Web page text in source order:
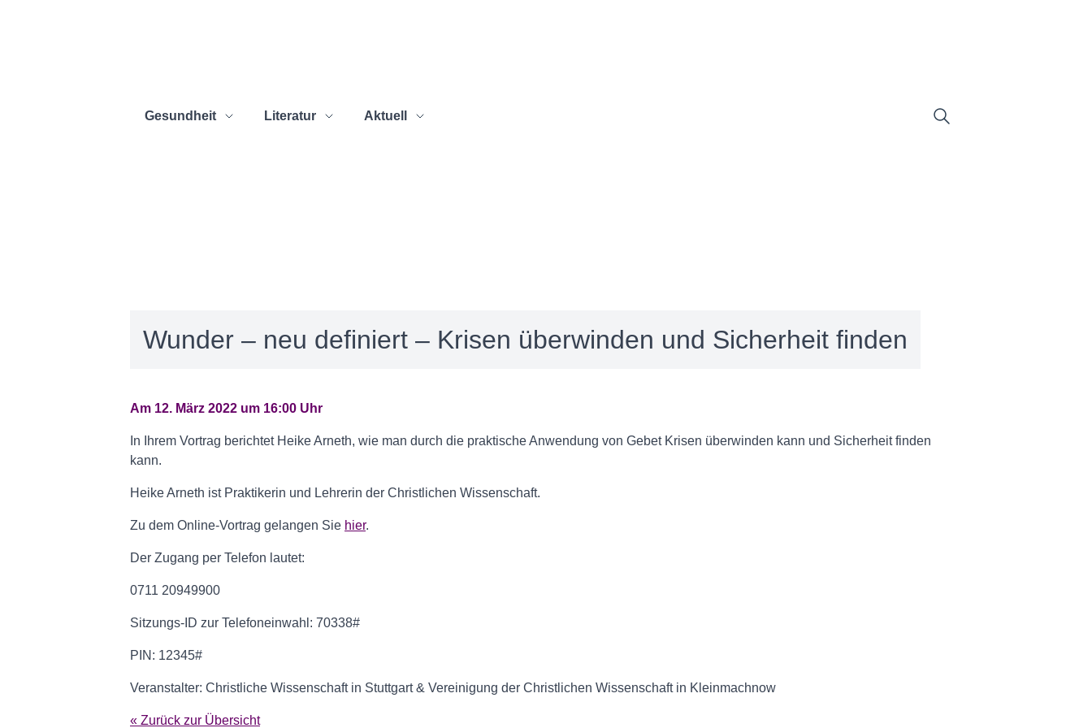
Gesundheit Literatur Aktuell
Wunder – neu definiert – Krisen überwinden und Sicherheit finden
Am 12. März 2022 um 16:00 Uhr
In Ihrem Vortrag berichtet Heike Arneth, wie man durch die praktische Anwendung von Gebet Krisen überwinden kann und Sicherheit finden
kann.
Heike Arneth ist Praktikerin und Lehrerin der Christlichen Wissenschaft.
Zu dem Online-Vortrag gelangen Sie hier.
Der Zugang per Telefon lautet:
0711 20949900
Sitzungs-ID zur Telefoneinwahl: 70338#
PIN: 12345#
Veranstalter: Christliche Wissenschaft in Stuttgart & Vereinigung der Christlichen Wissenschaft in Kleinmachnow
« Zurück zur Übersicht